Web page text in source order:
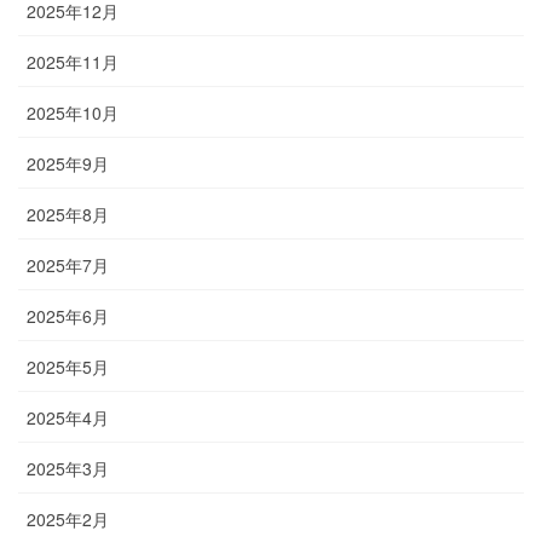
2025年12月
2025年11月
2025年10月
2025年9月
2025年8月
2025年7月
2025年6月
2025年5月
2025年4月
2025年3月
2025年2月